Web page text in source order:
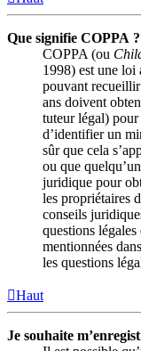
Que signifie COPPA ?
COPPA (ou
1998) est une loi
pouvant
ans doivent
tuteur légal)
d’identifier un
sûr que cela
ou que
juridique pour
les propriétaires
conseils
questions légales
mentionnées
les questions
Haut
Je souhaite